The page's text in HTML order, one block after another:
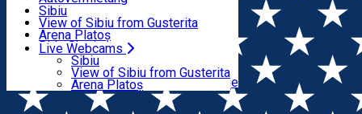
Konditorei
Pub, Bar
Nachtclubs
Bäckerei
Fahrad verleih
Scooter rentals
Taxi
Ride Sharing
Park-Tickets
Parkplätze
Ladestationen für Elektrofahrzeuge
Sibiu
View of Sibiu from Gusterita
Arena Platoș
Live Webcams
Sibiu
View of Sibiu from Gusterita
Arena Platoș
Home PLACES
Schi, Patinaj